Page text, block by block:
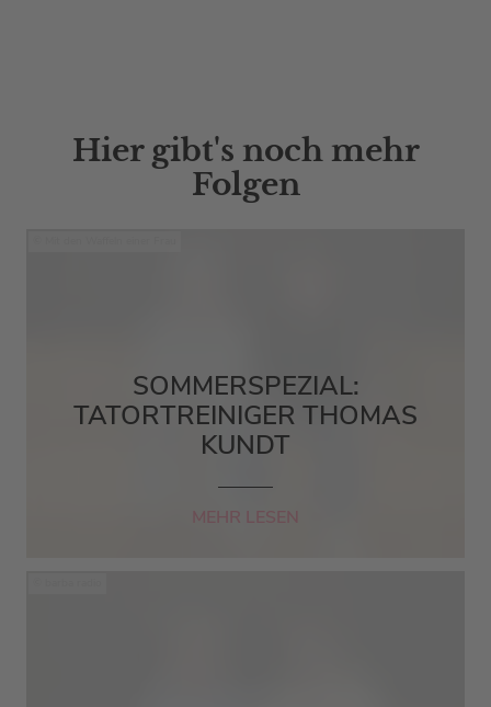
Hier gibt's noch mehr
Folgen
SOMMERSPEZIAL:
TATORTREINIGER THOMAS
KUNDT
MEHR LESEN